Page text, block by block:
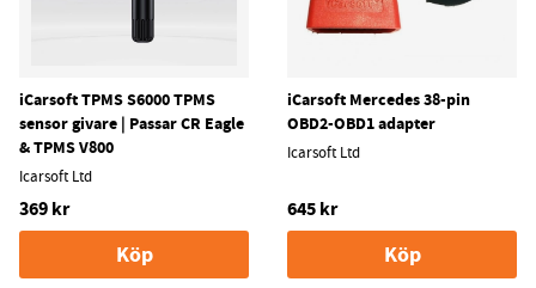
iCarsoft TPMS S6000 TPMS
sensor givare | Passar CR Eagle
& TPMS V800
Icarsoft Ltd
369 kr
Köp
iCarsoft Mercedes 38-pin
OBD2-OBD1 adapter
Icarsoft Ltd
645 kr
Köp